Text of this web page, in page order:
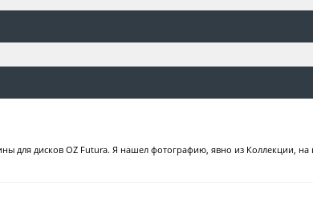
для дисков OZ Futura. Я нашел фотографию, явно из Коллекции, на